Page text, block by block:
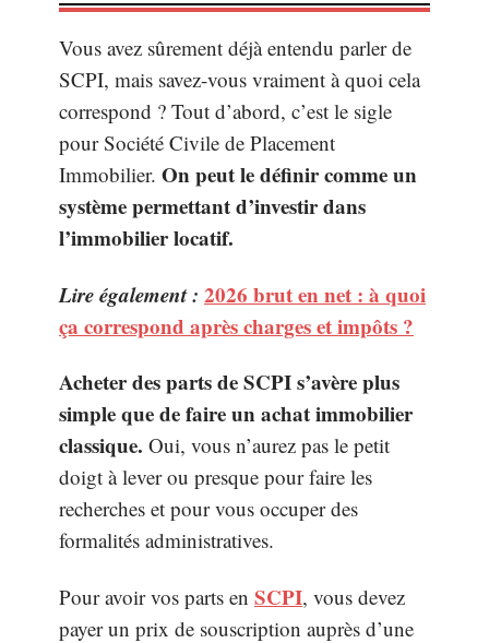
Vous avez sûrement déjà entendu parler de
SCPI, mais savez-vous vraiment à quoi cela
correspond ? Tout d’abord, c’est le sigle
pour Société Civile de Placement
Immobilier. On peut le définir comme un
système permettant d’investir dans
l’immobilier locatif.
Lire également : 2026 brut en net : à quoi
ça correspond après charges et impôts ?
Acheter des parts de SCPI s’avère plus
simple que de faire un achat immobilier
classique. Oui, vous n’aurez pas le petit
doigt à lever ou presque pour faire les
recherches et pour vous occuper des
formalités administratives.
Pour avoir vos parts en SCPI, vous devez
payer un prix de souscription auprès d’une